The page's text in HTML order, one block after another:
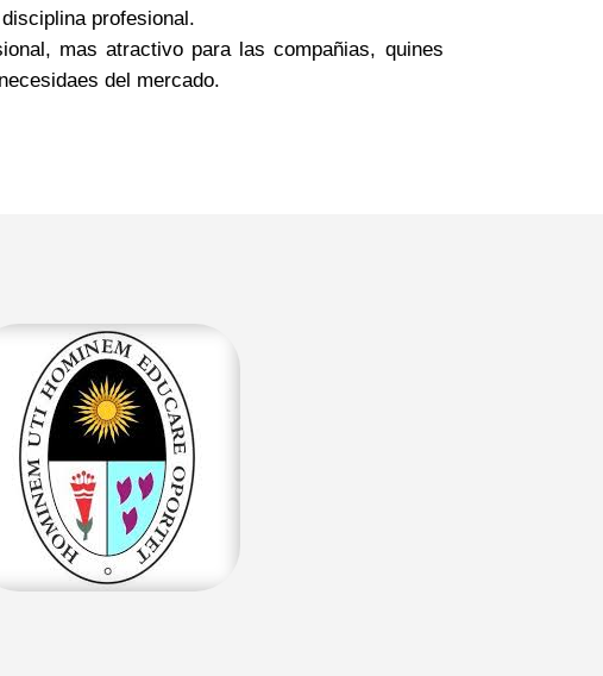
profesional.
mas atractivo para las compañias, quines
del mercado.